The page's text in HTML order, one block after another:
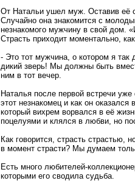
От Натальи ушел муж. Оставив её
Случайно она знакомится с
незнакомого мужчину в свой дом.
Страсть приходит моментально,
- Это тот мужчина, о котором я так
дикий зверь! Мы должны быть
ним в тот вечер.
Наталья после первой встречи
этот незнакомец и как он
который вихрем ворвался в её
поцелуями и клялся в любви, но
Как говорится, страсть страстью,
в момент страсти? Мы думаем
Есть много любителей-
которыми его сводила судьба.